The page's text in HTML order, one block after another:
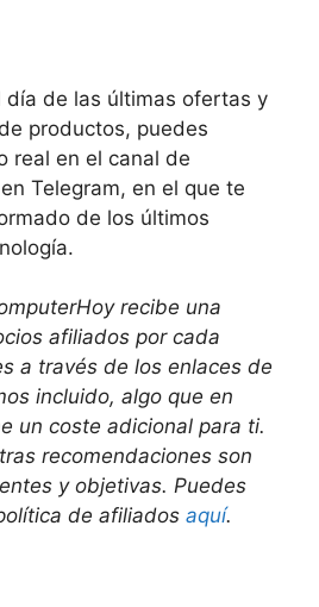
día de las últimas ofertas y
productos, puedes
real en el canal de
Telegram, en el que te
de los últimos
recibe una
afiliados por cada
a través de los enlaces de
incluido, algo que en
un coste adicional para ti.
recomendaciones son
y objetivas. Puedes
de afiliados aquí.